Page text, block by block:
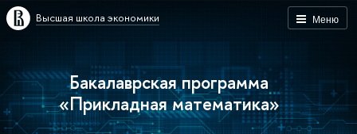
Меню
Высшая школа экономики
Бакалаврская программа
«Прикладная математика»